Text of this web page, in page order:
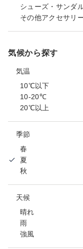
シューズ・サンダ
その他アクセサリ
気候から探す
気温
10℃以下
10-20℃
20℃以上
季節
春
夏
秋
天候
晴れ
雨
強風